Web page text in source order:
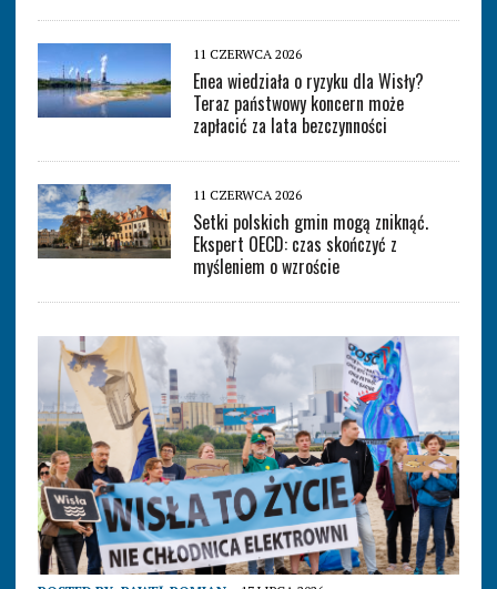
11 CZERWCA 2026
Enea wiedziała o ryzyku dla Wisły?
Teraz państwowy koncern może
zapłacić za lata bezczynności
11 CZERWCA 2026
Setki polskich gmin mogą zniknąć.
Ekspert OECD: czas skończyć z
myśleniem o wzroście